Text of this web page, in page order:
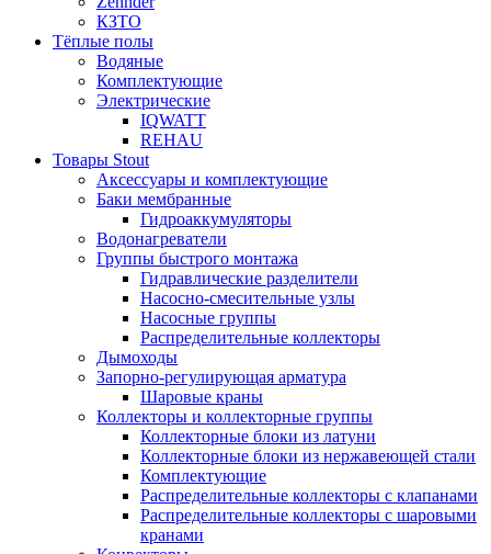
КЗТО
Тёплые полы
Водяные
Комплектующие
Электрические
IQWATT
REHAU
Товары Stout
Аксессуары и комплектующие
Баки мембранные
Гидроаккумуляторы
Водонагреватели
Группы быстрого монтажа
Гидравлические разделители
Насосно-смесительные узлы
Насосные группы
Распределительные коллекторы
Дымоходы
Запорно-регулирующая арматура
Шаровые краны
Коллекторы и коллекторные группы
Коллекторные блоки из латуни
Коллекторные блоки из нержавеющей стали
Комплектующие
Распределительные коллекторы с клапанами
Распределительные коллекторы с шаровыми
кранами